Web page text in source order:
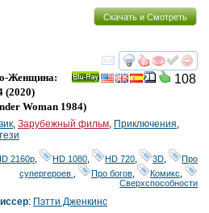
Скачать и Смотреть
смотреть
108
Женщина:
(2020)
Woman 1984)
, Зарубежный фильм, Приключения,
2160р HD 1080 HD 720 3D
Про
супергероев
Про богов Комикс
Сверхспособности
: Пэтти Дженкинс